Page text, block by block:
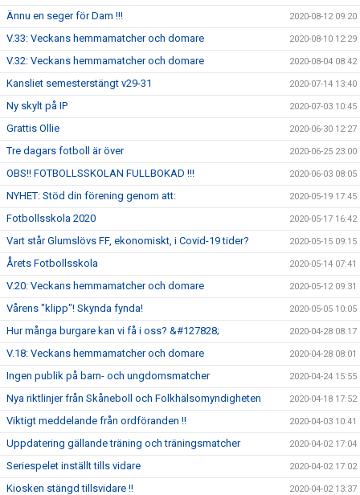
Ännu en seger för Dam !!! 2020-08-12 09:20
V.33: Veckans hemmamatcher och domare 2020-08-10 12:29
V.32: Veckans hemmamatcher och domare 2020-08-04 08:42
Kansliet semesterstängt v29-31 2020-07-14 13:40
Ny skylt på IP 2020-07-03 10:45
Grattis Ollie 2020-06-30 12:27
Tre dagars fotboll är över 2020-06-25 23:00
OBS!! FOTBOLLSSKOLAN FULLBOKAD !!! 2020-06-03 08:05
NYHET: Stöd din förening genom att: 2020-05-19 17:45
Fotbollsskola 2020 2020-05-17 16:42
Vart står Glumslövs FF, ekonomiskt, i Covid-19 tider? 2020-05-15 09:15
Årets Fotbollsskola 2020-05-14 07:41
V.20: Veckans hemmamatcher och domare 2020-05-12 09:31
Vårens "klipp"! Skynda fynda! 2020-05-05 10:05
Hur många burgare kan vi få i oss? &#127828; 2020-04-28 08:17
V.18: Veckans hemmamatcher och domare 2020-04-28 08:01
Ingen publik på barn- och ungdomsmatcher 2020-04-24 15:55
Nya riktlinjer från Skåneboll och Folkhälsomyndigheten 2020-04-18 17:52
Viktigt meddelande från ordföranden !! 2020-04-03 10:41
Uppdatering gällande träning och träningsmatcher 2020-04-02 17:04
Seriespelet inställt tills vidare 2020-04-02 17:02
Kiosken stängd tillsvidare !! 2020-04-02 13:37